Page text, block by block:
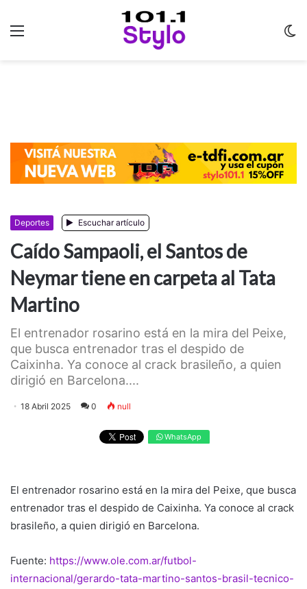
Deportes Escuchar artículo
Caído Sampaoli, el Santos de
Neymar tiene en carpeta al Tata
Martino
El entrenador rosarino está en la mira del Peixe,
que busca entrenador tras el despido de
Caixinha. Ya conoce al crack brasileño, a quien
dirigió en Barcelona....
18 Abril 2025 0 null
WhatsApp
El entrenador rosarino está en la mira del Peixe, que busca
entrenador tras el despido de Caixinha. Ya conoce al crack
brasileño, a quien dirigió en Barcelona.
Fuente: https://www.ole.com.ar/futbol-
internacional/gerardo-tata-martino-santos-brasil-tecnico-